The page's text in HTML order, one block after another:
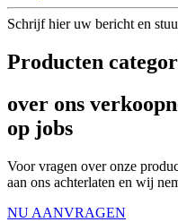
Schrijf hier uw bericht en
Producten
over ons
op jobs
Voor vragen over onze
aan ons achterlaten en wij
NU AANVRAGEN